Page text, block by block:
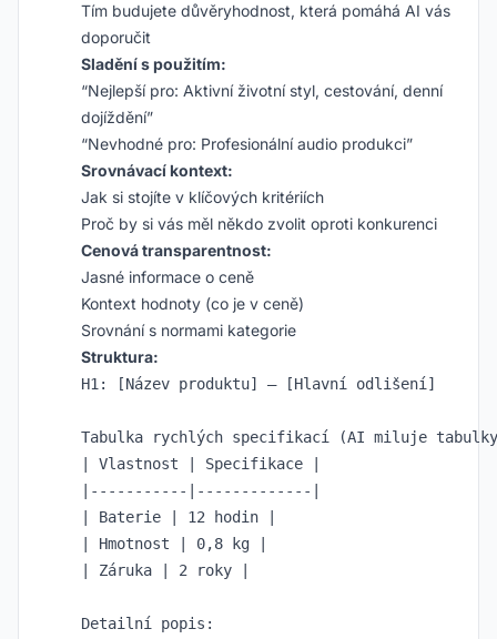
Tím budujete důvěryhodnost, která pomáhá AI vás
doporučit
Sladění s použitím:
“Nejlepší pro: Aktivní životní styl, cestování, denní
dojíždění”
“Nevhodné pro: Profesionální audio produkci”
Srovnávací kontext:
Jak si stojíte v klíčových kritériích
Proč by si vás měl někdo zvolit oproti konkurenci
Cenová transparentnost:
Jasné informace o ceně
Kontext hodnoty (co je v ceně)
Srovnání s normami kategorie
Struktura:
H1: [Název produktu] – [Hlavní odlišení]
Tabulka rychlých specifikací (AI miluje
| Vlastnost | Specifikace |
|-----------|-------------|
| Baterie | 12 hodin |
| Hmotnost | 0,8 kg |
| Záruka | 2 roky |
Detailní popis: